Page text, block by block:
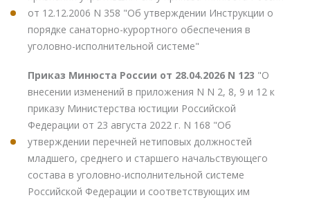
от 12.12.2006 N 358 "Об утверждении Инструкции о
порядке санаторно-курортного обеспечения в
уголовно-исполнительной системе"
Приказ Минюста России от 28.04.2026 N 123 "О
внесении изменений в приложения N N 2, 8, 9 и 12 к
приказу Министерства юстиции Российской
Федерации от 23 августа 2022 г. N 168 "Об
утверждении перечней нетиповых должностей
младшего, среднего и старшего начальствующего
состава в уголовно-исполнительной системе
Российской Федерации и соответствующих им